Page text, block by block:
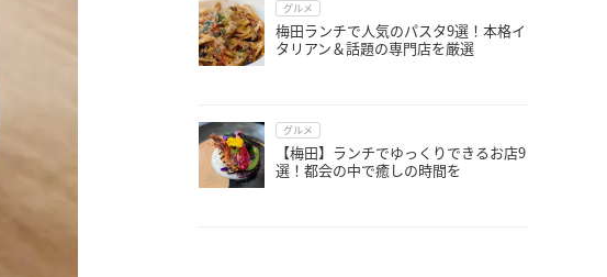
グルメ
梅田ランチで人気のパスタ9選！本格イ
タリアン＆話題の専門店を厳選
グルメ
【梅田】ランチでゆっくりできるお店9
選！都会の中で癒しの時間を